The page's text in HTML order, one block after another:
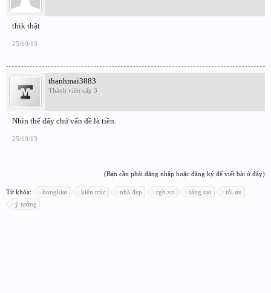
thik thật
25/10/13
thanhmai3883
Thành viên cấp 3
Nhìn thế đấy chứ vấn đề là tiền.
25/10/13
(Bạn cần phải đăng nhập hoặc đăng ký để viết bài ở đây)
Từ khóa: hongkiat kiến trúc nhà đẹp rgb.vn sáng tạo
tối ưu
ý tưởng